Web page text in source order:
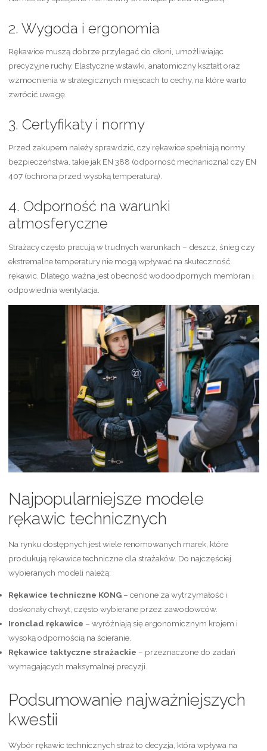
2. Wygoda i ergonomia
Rękawice muszą dobrze przylegać do dłoni, umożliwiając
precyzyjne ruchy. Elastyczne wstawki, anatomiczny kształt oraz
wzmocnienia w strategicznych miejscach to cechy, na które warto
zwrócić uwagę.
3. Certyfikaty i normy
Przed zakupem należy sprawdzić, czy rękawice spełniają normy
bezpieczeństwa, takie jak EN 388 (odporność mechaniczna) czy EN
407 (ochrona przed wysoką temperaturą).
4. Odporność na warunki
atmosferyczne
Strażacy często pracują w trudnych warunkach – deszcz, śnieg czy
ekstremalne temperatury nie mogą wpływać na skuteczność
rękawic. Dlatego ważna jest obecność wodoodpornych membran i
odpowiednia wentylacja.
Najpopularniejsze modele
rękawic technicznych
Na rynku dostępnych jest wiele renomowanych marek, które
produkują rękawice techniczne dla strażaków. Do najczęściej
wybieranych modeli należą:
Rękawice techniczne KONG– cenione za wytrzymałość i
doskonały chwyt, często wybierane przez zawodowców.
Ironclad rękawice – wyróżniają się ergonomicznym krojem i
wysoką odpornością na ścieranie.
Rękawice taktyczne strażackie – przeznaczone do zadań
wymagających maksymalnej precyzji.
Podsumowanie najważniejszych
kwestii
Wybór rękawic technicznych straż to decyzja, która wpływa na